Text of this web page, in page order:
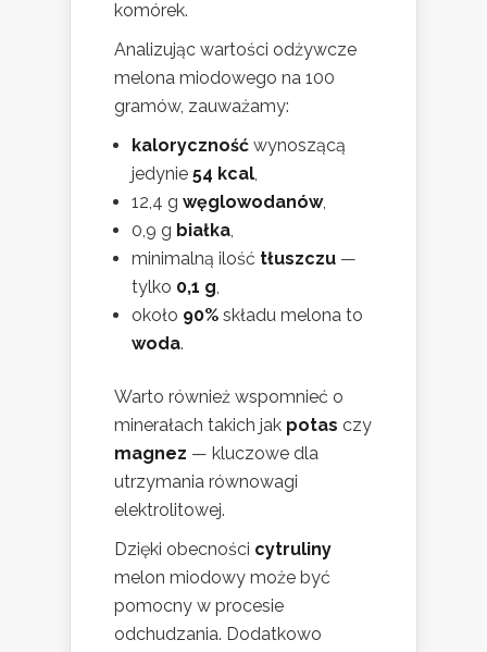
komórek.
Analizując wartości odżywcze
melona miodowego na 100
gramów, zauważamy:
kaloryczność wynoszącą
jedynie 54 kcal,
12,4 g węglowodanów,
0,9 g białka,
minimalną ilość tłuszczu —
tylko 0,1 g,
około 90% składu melona to
woda.
Warto również wspomnieć o
minerałach takich jak potas czy
magnez — kluczowe dla
utrzymania równowagi
elektrolitowej.
Dzięki obecności cytruliny
melon miodowy może być
pomocny w procesie
odchudzania. Dodatkowo